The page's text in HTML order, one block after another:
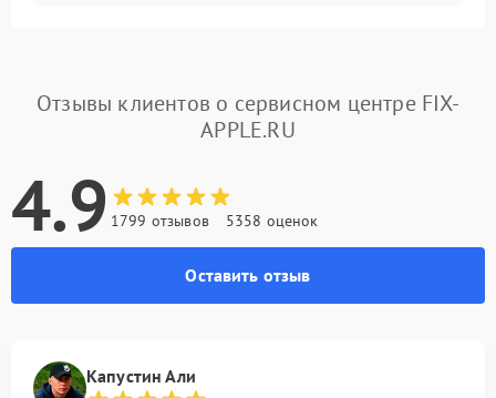
Отзывы клиентов о сервисном центре FIX-
APPLE.RU
4.9 1799 отзывов 5358 оценок
Оставить отзыв
Капустин Али